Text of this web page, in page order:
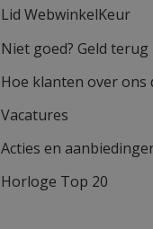
Lid WebwinkelKeur
Niet goed? Geld terug
Hoe klanten over ons
Vacatures
Acties en
Horloge Top 20